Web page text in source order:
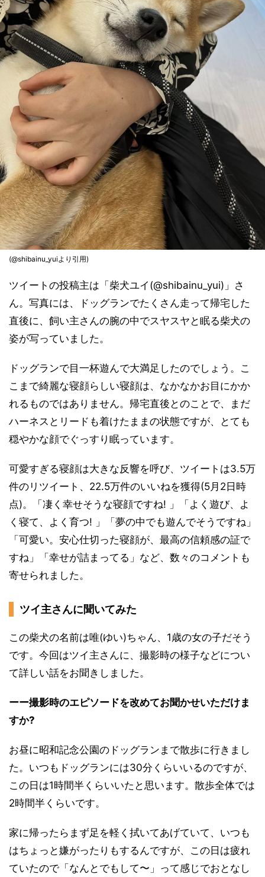
(@shibainu_yuiより引用)
ツイートの投稿主は「柴犬ユイ(@shibainu_yui)」さ
ん。写真には、ドッグランでたくさん走って帰宅した
直後に、飼い主さんの腕の中でスヤスヤと眠る柴犬の
姿が写っていました。
ドッグランで目一杯遊んで大満足したのでしょう。こ
こまで綺麗な寝顔らしい寝顔は、なかなかお目にかか
れるものではありません。帰宅直後とのことで、まだ
ハーネスとリードも着けたままの状態ですが、とても
穏やかな顔でぐっすり眠っています。
可愛すぎる寝顔は大きな反響を呼び、ツイートは3.5万
件のリツイート、22.5万件のいいねを獲得(5月2日時
点)。「凄く幸せそうな寝顔ですね! 」「よく遊び、よ
く寝て、よく育つ! 」「夢の中でも遊んでそうですね」
「可愛い。安心仕切った寝顔が、最高の信頼感の証で
すね」「幸せが詰まってる」など、数々のコメントも
寄せられました。
ツイ主さんに聞いてみた
この柴犬の名前は唯(ゆい)ちゃん、1歳の女の子だそう
です。今回はツイ主さんに、撮影時の様子などについ
て詳しい話をお聞きしました。
ーー撮影時のエピソードを改めてお聞かせいただけま
すか?
お昼に昭和記念公園のドッグランまで散歩に行きまし
た。いつもドッグランには30分くらいいるのですが、
この日は1時間半くらいいたと思います。散歩全体では
2時間半くらいです。
家に帰ったらまず足を軽く拭いてあげていて、いつも
はちょっと嫌がったりもするんですが、この日は疲れ
ていたので「なんとでもして〜」って感じでおとなし